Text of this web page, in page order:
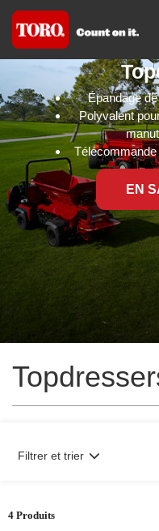
Épandage
Polyvalent
EN
4 Produits
Filtrer et trier